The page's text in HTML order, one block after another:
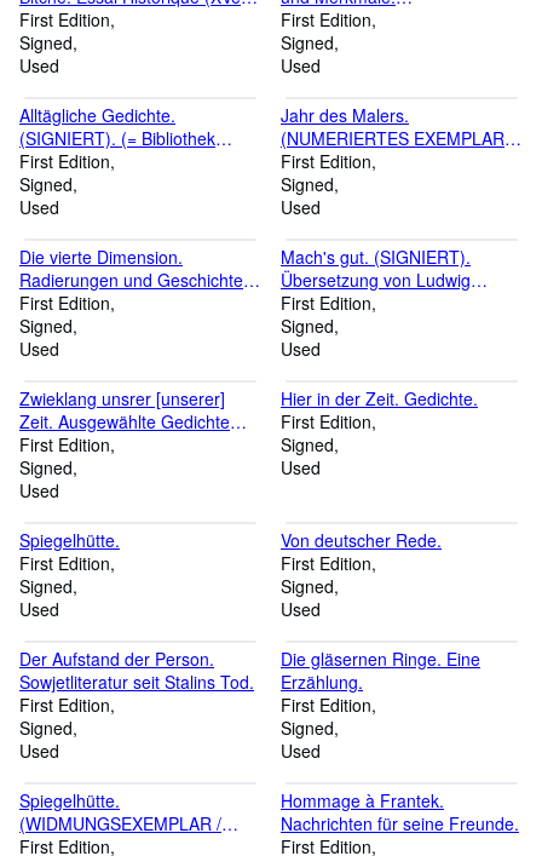
XVIIIe Siècles).
First Edition
Signed
Used
(WIDMUNGSEXEMPLAR /
SIGNIERT).
First Edition
Signed
Used
Alltägliche Gedichte.
(SIGNIERT). (= Bibliothek
Suhrkamp, Band 219).
First Edition
Signed
Used
Jahr des Malers.
(NUMERIERTES EXEMPLAR /
SIGNIERT).
First Edition
Signed
Used
Die vierte Dimension.
Radierungen und Geschichten.
(Vorzugsausgabe,
NUMERIERTES EXEMPLAR).
First Edition
Signed
Used
Mach's gut. (SIGNIERT).
Übersetzung von Ludwig
Zimmerer.
First Edition
Signed
Used
Zwieklang unsrer [unserer]
Zeit. Ausgewählte Gedichte
1928 - 1939.
First Edition
Signed
Used
Hier in der Zeit. Gedichte.
First Edition
Signed
Used
Spiegelhütte.
First Edition
Signed
Used
Von deutscher Rede.
First Edition
Signed
Used
Der Aufstand der Person.
Sowjetliteratur seit Stalins Tod.
First Edition
Signed
Used
Die gläsernen Ringe. Eine
Erzählung.
First Edition
Signed
Used
Spiegelhütte.
(WIDMUNGSEXEMPLAR /
SIGNIERT).
First Edition
Hommage à Frantek.
Nachrichten für seine Freunde.
First Edition